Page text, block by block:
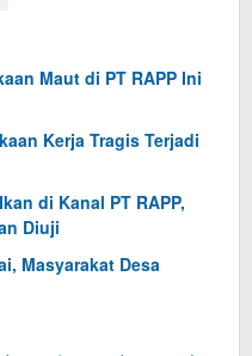
Maut di PT RAPP Ini
Kerja Tragis Terjadi
di Kanal PT RAPP,
Diuji
Masyarakat Desa